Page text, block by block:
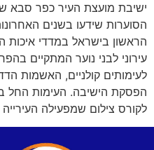
ישיבת מועצת העיר כפר סבא
הסוערות שידעו בשנים
הראשון בישראל במדדי איכות
עירוני לבני נוער המתקיים
לעימותים קולניים, האשמות
הפסקת הישיבה. העימות החל
לקורס צילום שמפעילה